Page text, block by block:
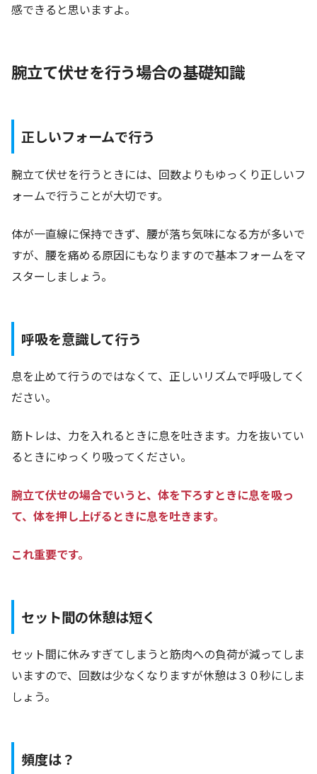
感できると思いますよ。
腕立て伏せを行う場合の基礎知識
正しいフォームで行う
腕立て伏せを行うときには、回数よりもゆっくり正しいフ
ォームで行うことが大切です。
体が一直線に保持できず、腰が落ち気味になる方が多いで
すが、腰を痛める原因にもなりますので基本フォームをマ
スターしましょう。
呼吸を意識して行う
息を止めて行うのではなくて、正しいリズムで呼吸してく
ださい。
筋トレは、力を入れるときに息を吐きます。力を抜いてい
るときにゆっくり吸ってください。
腕立て伏せの場合でいうと、体を下ろすときに息を吸っ
て、体を押し上げるときに息を吐きます。
これ重要です。
セット間の休憩は短く
セット間に休みすぎてしまうと筋肉への負荷が減ってしま
いますので、回数は少なくなりますが休憩は３０秒にしま
しょう。
頻度は？